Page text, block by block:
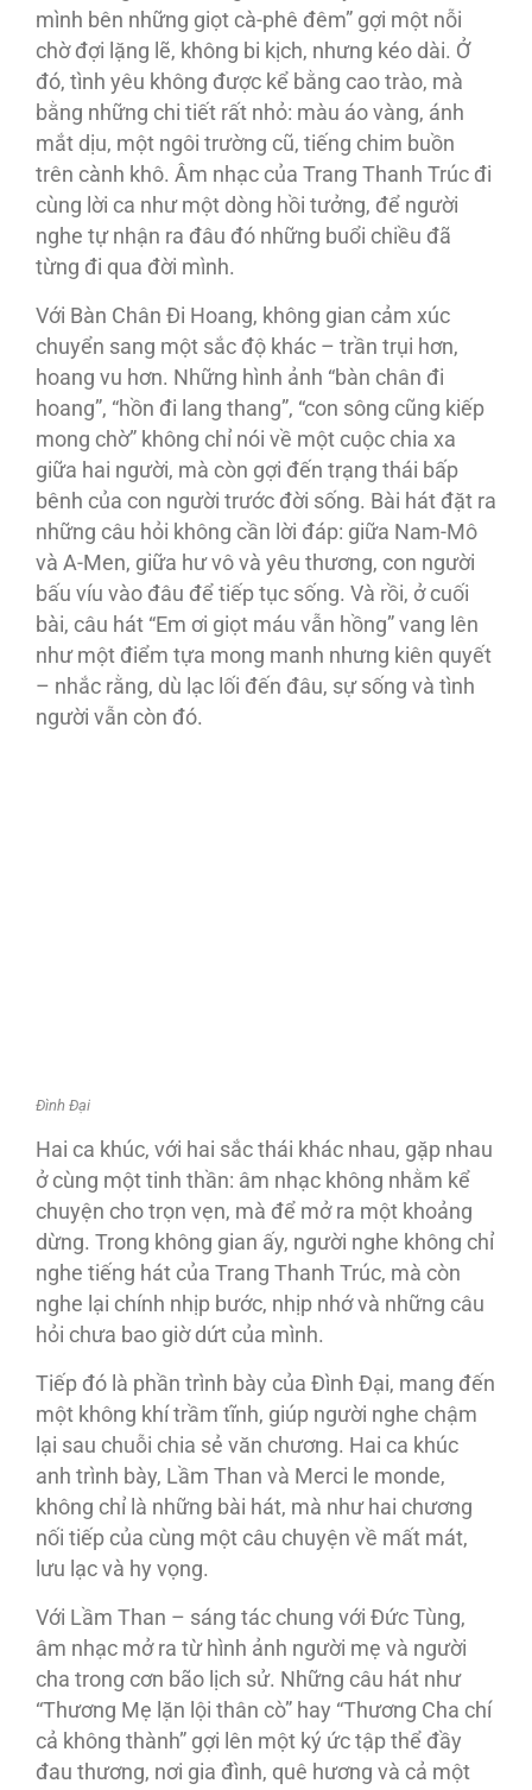
mình bên những giọt cà-phê đêm” gợi một nỗi
chờ đợi lặng lẽ, không bi kịch, nhưng kéo dài. Ở
đó, tình yêu không được kể bằng cao trào, mà
bằng những chi tiết rất nhỏ: màu áo vàng, ánh
mắt dịu, một ngôi trường cũ, tiếng chim buồn
trên cành khô. Âm nhạc của Trang Thanh Trúc đi
cùng lời ca như một dòng hồi tưởng, để người
nghe tự nhận ra đâu đó những buổi chiều đã
từng đi qua đời mình.
Với Bàn Chân Đi Hoang, không gian cảm xúc
chuyển sang một sắc độ khác – trần trụi hơn,
hoang vu hơn. Những hình ảnh “bàn chân đi
hoang”, “hồn đi lang thang”, “con sông cũng kiếp
mong chờ” không chỉ nói về một cuộc chia xa
giữa hai người, mà còn gợi đến trạng thái bấp
bênh của con người trước đời sống. Bài hát đặt ra
những câu hỏi không cần lời đáp: giữa Nam-Mô
và A-Men, giữa hư vô và yêu thương, con người
bấu víu vào đâu để tiếp tục sống. Và rồi, ở cuối
bài, câu hát “Em ơi giọt máu vẫn hồng” vang lên
như một điểm tựa mong manh nhưng kiên quyết
– nhắc rằng, dù lạc lối đến đâu, sự sống và tình
người vẫn còn đó.
Đình Đại
Hai ca khúc, với hai sắc thái khác nhau, gặp nhau
ở cùng một tinh thần: âm nhạc không nhằm kể
chuyện cho trọn vẹn, mà để mở ra một khoảng
dừng. Trong không gian ấy, người nghe không chỉ
nghe tiếng hát của Trang Thanh Trúc, mà còn
nghe lại chính nhịp bước, nhịp nhớ và những câu
hỏi chưa bao giờ dứt của mình.
Tiếp đó là phần trình bày của Đình Đại, mang đến
một không khí trầm tĩnh, giúp người nghe chậm
lại sau chuỗi chia sẻ văn chương. Hai ca khúc
anh trình bày, Lầm Than và Merci le monde,
không chỉ là những bài hát, mà như hai chương
nối tiếp của cùng một câu chuyện về mất mát,
lưu lạc và hy vọng.
Với Lầm Than – sáng tác chung với Đức Tùng,
âm nhạc mở ra từ hình ảnh người mẹ và người
cha trong cơn bão lịch sử. Những câu hát như
“Thương Mẹ lặn lội thân cò” hay “Thương Cha chí
cả không thành” gợi lên một ký ức tập thể đầy
đau thương, nơi gia đình, quê hương và cả một